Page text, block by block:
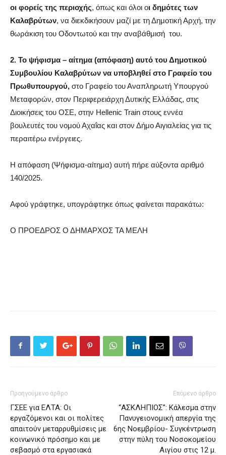
οι φορείς της περιοχής, όπως και όλοι οι δημότες των
Καλαβρύτων, να διεκδικήσουν μαζί με τη Δημοτική Αρχή, την
θωράκιση του Οδοντωτού και την αναβάθμισή του.
2. Το ψήφισμα – αίτημα (απόφαση) αυτό του Δημοτικού
Συμβουλίου Καλαβρύτων να υποβληθεί στο Γραφείο του
Πρωθυπουργού, στο Γραφείο του Αναπληρωτή Υπουργού
Μεταφορών, στον Περιφερειάρχη Δυτικής Ελλάδας, στις
Διοικήσεις του ΟΣΕ, στην Hellenic Train στους εννέα
βουλευτές του νομού Αχαΐας και στον Δήμο Αιγιαλείας για τις
περαιτέρω ενέργειες.
Η απόφαση (Ψήφισμα-αίτημα) αυτή πήρε αύξοντα αριθμό
140/2025.
Αφού γράφτηκε, υπογράφτηκε όπως φαίνεται παρακάτω:
Ο ΠΡΟΕΔΡΟΣ Ο ΔΗΜΑΡΧΟΣ ΤΑ ΜΕΛΗ
Προηγούμενο άρθρο
ΓΣΕΕ για ΕΛΤΑ: Οι
εργαζόμενοι και οι πολίτες
απαιτούν μεταρρυθμίσεις με
κοινωνικό πρόσημο και με
σεβασμό στα εργασιακά
Επόμενο άρθρο
“ΑΣΚΛΗΠΙΟΣ”: Κάλεσμα στην
Πανυγειονομική απεργία της
6ης Νοεμβρίου- Συγκέντρωση
στην πύλη του Νοσοκομείου
Αιγίου στις 12 μ.